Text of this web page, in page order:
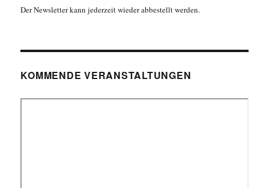
Der Newsletter kann jederzeit wieder abbestellt werden.
KOMMENDE VERANSTALTUNGEN